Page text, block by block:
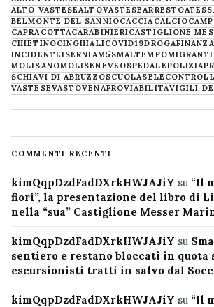
ALTO VASTESEALTOVASTESEARRESTO
BELMONTE DEL SANNIOCACCIACALCIO
CAPRACOTTACARABINIERICASTIGLIONE
CHIETINOCINGHIALICOVID19DROGAFINANZA
INCIDENTEISERNIAM5SMALTEMPOMIGRANTI
MOLISANOMOLISENEVE OSPEDALEPOLIZIA
SCHIAVI DI ABRUZZOSCUOLA
VASTESEVASTOVENAFROVIABILITÀVIGILI
COMMENTI RECENTI
kimQqpDzdFadDXrkHWJAJiY su “Il
fiori”, la presentazione del libro di
nella “sua” Castiglione Messer
kimQqpDzdFadDXrkHWJAJiY su
sentiero e restano bloccati in quota
escursionisti tratti in salvo dal
kimQqpDzdFadDXrkHWJAJiY su “Il